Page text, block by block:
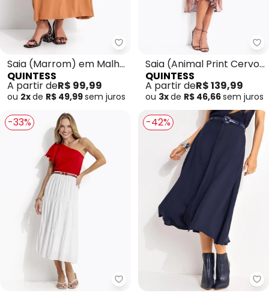
Quintess - Saia (Marrom) em
Saia (Marrom) em Malha
Viscolycra
QUINTESS
A partir deR$ 99,99
ou 2xde R$ 49,99sem juros
Saia (Animal Print Cervo)
em Malha Fria
QUINTESS
A partir deR$ 139,99
ou 3xde R$ 46,66sem juros
-33%
Quintess - Saia Midi Branca em
-42%